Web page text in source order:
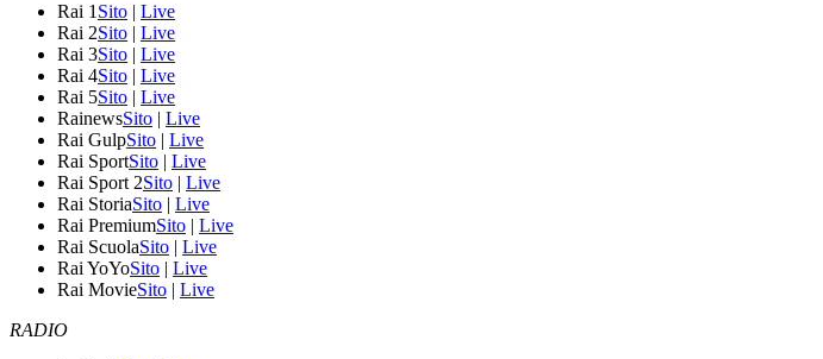
Rai 1 Sito | Live
Rai 2Sito | Live
Rai 3Sito | Live
Rai 4Sito | Live
Rai 5Sito | Live
RainewsSito | Live
Rai GulpSito | Live
Rai SportSito | Live
Rai Sport 2Sito | Live
Rai StoriaSito | Live
Rai PremiumSito | Live
Rai ScuolaSito | Live
Rai YoYoSito | Live
Rai MovieSito | Live
RADIO